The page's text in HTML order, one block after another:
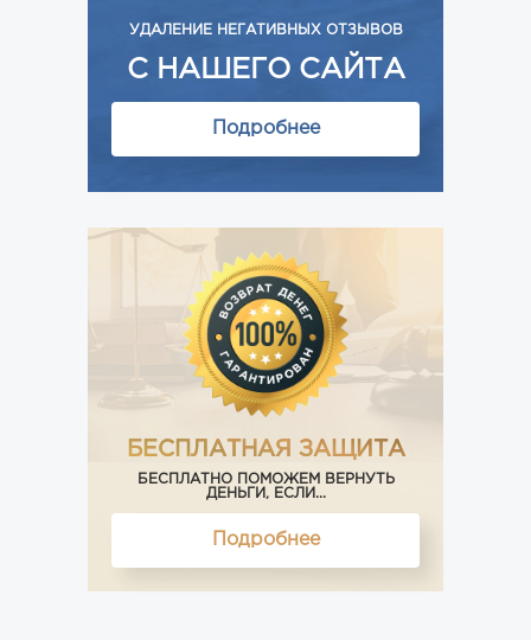
УДАЛЕНИЕ НЕГАТИВНЫХ ОТЗЫВОВ
С НАШЕГО САЙТА
Подробнее
БЕСПЛАТНАЯ ЗАЩИТА
БЕСПЛАТНО ПОМОЖЕМ ВЕРНУТЬ
ДЕНЬГИ, ЕСЛИ...
Подробнее